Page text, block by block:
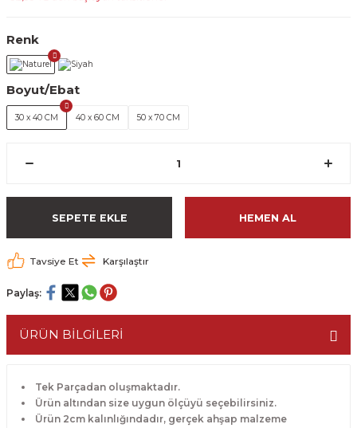
Renk
Boyut/Ebat
30 x 40 CM 40 x 60 CM 50 x 70 CM
SEPETE EKLE HEMEN AL
Tavsiye Et Karşılaştır
Paylaş:
ÜRÜN BİLGİLERİ
Tek Parçadan oluşmaktadır.
Ürün altından size uygun ölçüyü seçebilirsiniz.
Ürün 2cm kalınlığındadır, gerçek ahşap malzeme